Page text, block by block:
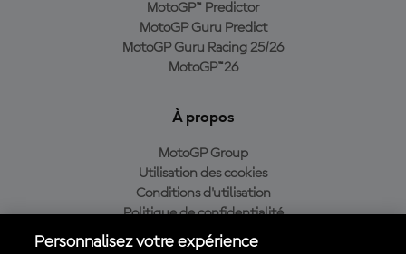
MotoGP™ Predictor
MotoGP Guru Predict
MotoGP Guru Racing 25/26
MotoGP™26
À propos
MotoGP Group
Utilisation des cookies
Conditions d'utilisation
Politique de confidentialité
Politique d’achat
Personnalisez votre expérience